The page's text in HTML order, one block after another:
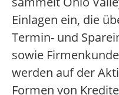
Einlagen ein, die
Termin- und
sowie
werden auf der
Formen von